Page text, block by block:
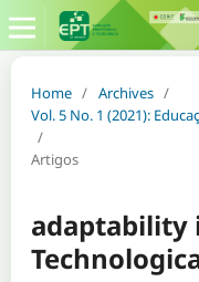
Home / Archives /
Vol. 5 No. 1 (2021):
/
Artigos
adaptability